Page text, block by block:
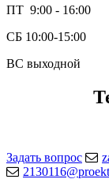
ПТ 9:00 - 16:00
СБ 10:00-15:00
ВС выходной
Задать вопрос